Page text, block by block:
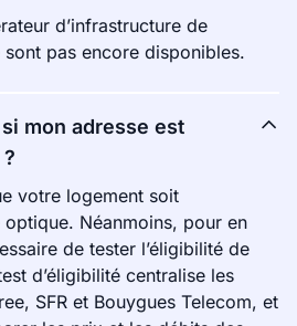
d’infrastructure de
pas encore disponibles.
mon adresse est
votre logement soit
Néanmoins, pour en
de tester l’éligibilité de
d’éligibilité centralise les
SFR et Bouygues Telecom, et